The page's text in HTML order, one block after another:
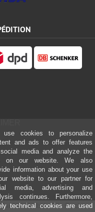
Hifi GmbH - Alle Rechte
use cookies to personalize
and ads to offer features
media and analyze the
on our website. We also
information about your use
website to our partner for
media, advertising and
continues. Furthermore,
technical cookies are used